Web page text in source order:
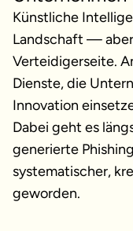
Künstliche
Landschaft —
Verteidigerseite.
Dienste, die
Innovation
Dabei geht es
generierte
systematischer,
geworden.